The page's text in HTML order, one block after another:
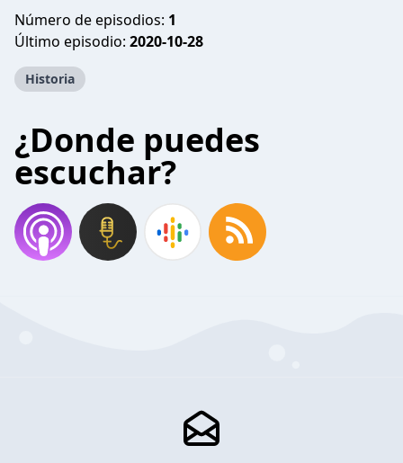
Número de episodios: 1
Último episodio: 2020-10-28
Historia
¿Donde puedes
escuchar?